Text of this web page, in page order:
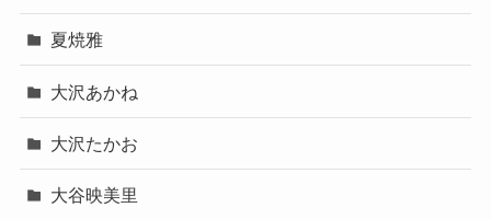
夏焼雅
大沢あかね
大沢たかお
大谷映美里